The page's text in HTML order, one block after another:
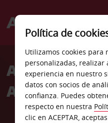
Welcome
AvisAlquiler de
Aeropuerto
Política de
Utilizamos cookies para
personalizadas,
experiencia en nuestro
datos con socios de
confianza. Puedes
respecto en nuestra
clic en ACEPTAR,